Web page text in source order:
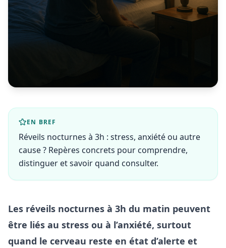
EN BREF
Réveils nocturnes à 3h : stress, anxiété ou autre
cause ? Repères concrets pour comprendre,
distinguer et savoir quand consulter.
Les réveils nocturnes à 3h du matin peuvent
être liés au stress ou à l’anxiété, surtout
quand le cerveau reste en état d’alerte et